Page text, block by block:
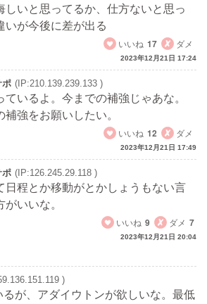
しいと思ってるか、仕方ないと思っ
いが今後に差が出る
いいね 17 ダメ
2023年12月21日 17:24
ポ (IP:210.139.239.133 )
ているよ。今までの補強じゃあな。
補強をお願いしたい。
いいね 12 ダメ
2023年12月21日 17:49
ポ (IP:126.245.29.118 )
日程とか移動がとかしょうもない言
いいな。
いいね 9 ダメ 7
2023年12月21日 20:04
)
が、アダイウトンが欲しいな。最低